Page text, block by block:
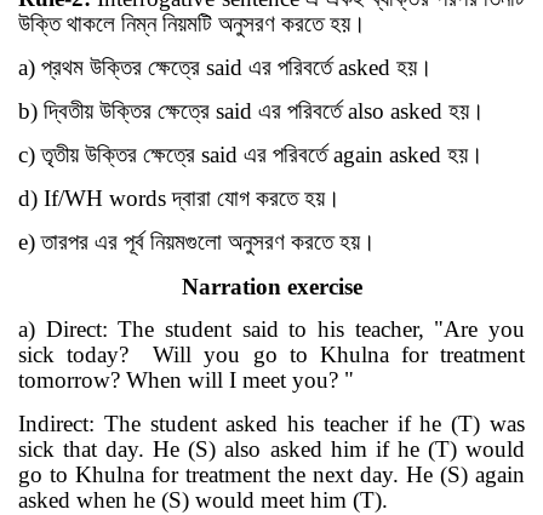
উক্তি থাকলে নিম্ন নিয়মটি অনুসরণ করতে হয়।
a) প্রথম উক্তির ক্ষেত্রে said এর পরিবর্তেasked হয়।
b) দ্বিতীয় উক্তির ক্ষেত্রে said এর পরিবর্তেalso asked হয়।
c) তৃতীয় উক্তির ক্ষেত্রে said এর পরিবর্তেagain asked হয়।
d) If/WH words দ্বারা যোগ করতে হয়।
e) তারপর এর পূর্ব নিয়মগুলো অনুসরণ করতে হয়।
Narration exercise
a) Direct: The student said to his teacher, "Are you
sick today? Will you go to Khulna for treatment
tomorrow? When will I meet you? "
Indirect: The student asked his teacher if he (T) was
sick that day. He (S) also asked him if he (T) would
go to Khulna for treatment the next day. He (S) again
asked when he (S) would meet him (T).